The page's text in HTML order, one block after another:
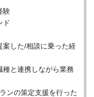
験
ド
案した/相談に乗った経
種と連携しながら業務
ンの策定支援を行った